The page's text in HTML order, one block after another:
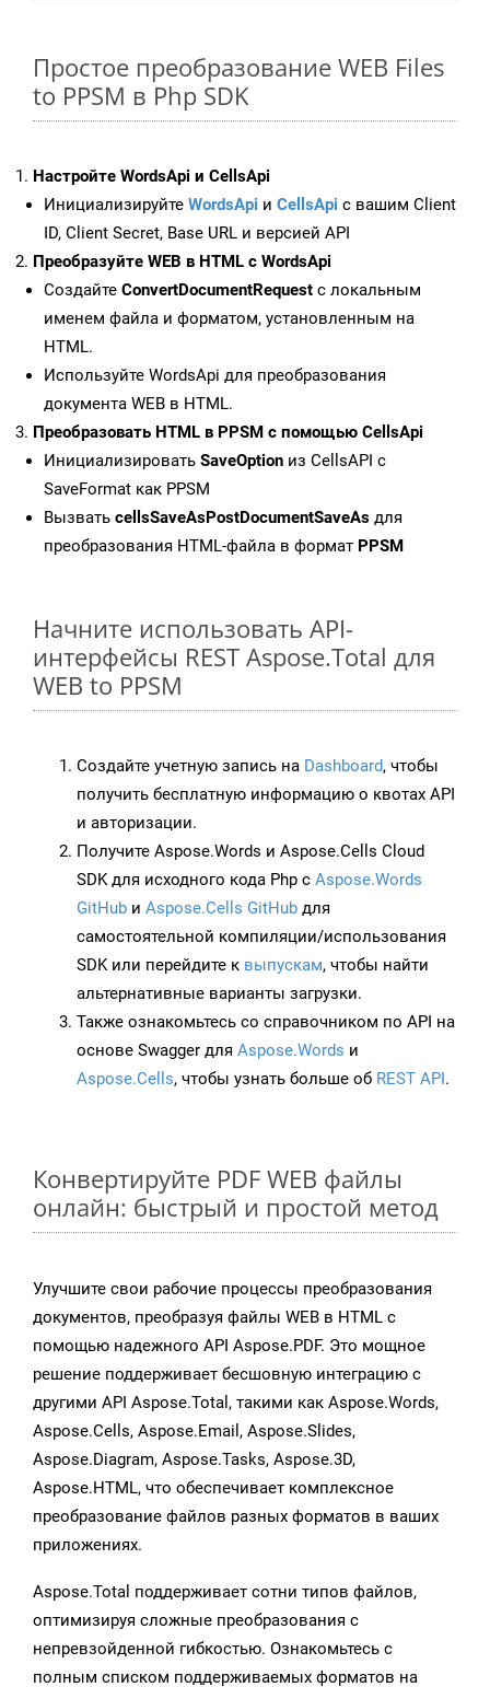
Простое преобразование WEB Files
to PPSM в Php SDK
Настройте WordsApi и CellsApi
Инициализируйте WordsApi и CellsApi с вашим Client
ID, Client Secret, Base URL и версией API
Преобразуйте WEB в HTML с WordsApi
Создайте ConvertDocumentRequest с локальным
именем файла и форматом, установленным на
HTML.
Используйте WordsApi для преобразования
документа WEB в HTML.
Преобразовать HTML в PPSM с помощью CellsApi
Инициализировать SaveOption из CellsAPI с
SaveFormat как PPSM
Вызвать cellsSaveAsPostDocumentSaveAs для
преобразования HTML-файла в формат PPSM
Начните использовать API-
интерфейсы REST Aspose.Total для
WEB to PPSM
Создайте учетную запись на Dashboard, чтобы
получить бесплатную информацию о квотах API
и авторизации.
Получите Aspose.Words и Aspose.Cells Cloud
SDK для исходного кода Php с Aspose.Words
GitHub и Aspose.Cells GitHub для
самостоятельной компиляции/использования
SDK или перейдите к выпускам, чтобы найти
альтернативные варианты загрузки.
Также ознакомьтесь со справочником по API на
основе Swagger для Aspose.Words и
Aspose.Cells, чтобы узнать больше об REST API.
Конвертируйте PDF WEB файлы
онлайн: быстрый и простой метод
Улучшите свои рабочие процессы преобразования
документов, преобразуя файлы WEB в HTML с
помощью надежного API Aspose.PDF. Это мощное
решение поддерживает бесшовную интеграцию с
другими API Aspose.Total, такими как Aspose.Words,
Aspose.Cells, Aspose.Email, Aspose.Slides,
Aspose.Diagram, Aspose.Tasks, Aspose.3D,
Aspose.HTML, что обеспечивает комплексное
преобразование файлов разных форматов в ваших
приложениях.
Aspose.Total поддерживает сотни типов файлов,
оптимизируя сложные преобразования с
непревзойденной гибкостью. Ознакомьтесь с
полным списком поддерживаемых форматов на